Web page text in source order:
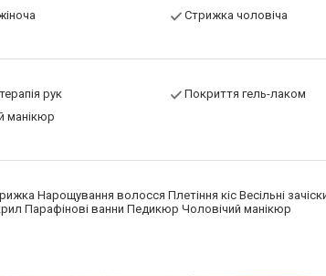
Стрижка чоловіча
рук
Покриття гель-лаком
манікюр
Нарощування волосся Плетіння кіс Весільні зачіски
Парафінові ванни Педикюр Чоловічий манікюр